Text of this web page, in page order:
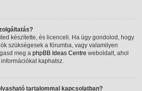
készítette, és licenceli. Ha úgy gondolod, hogy
szükségesek a fórumba, vagy valamilyen
meg a phpBB Ideas Centre weboldalt, ahol
kaphatsz.
tartalommal kapcsolatban?